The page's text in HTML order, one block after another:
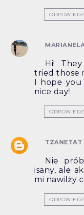
ODPOWIEDZ
Hi!
tried those
I hope
nice day!
ODPOWIEDZ
TZANETAT
Nie
isany, ale
mi nawilży
ODPOWIEDZ